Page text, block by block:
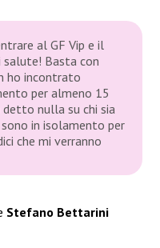
al GF Vip e il
salute! Basta con
ho incontrato
per almeno 15
detto nulla su chi sia
in isolamento per
che mi verranno
Stefano Bettarini